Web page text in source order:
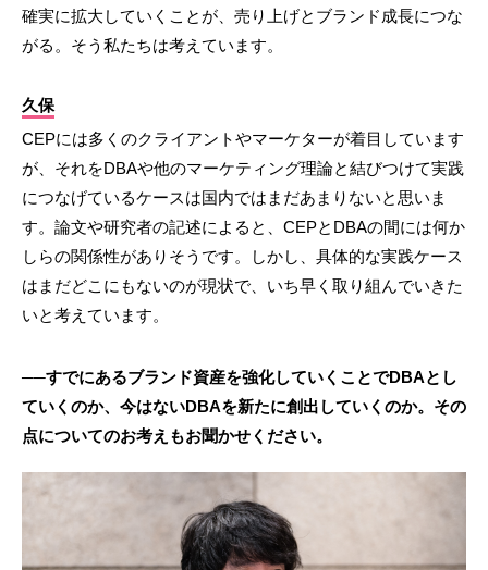
確実に拡大していくことが、売り上げとブランド成長につな
がる。そう私たちは考えています。
久保
CEPには多くのクライアントやマーケターが着目しています
が、それをDBAや他のマーケティング理論と結びつけて実践
につなげているケースは国内ではまだあまりないと思いま
す。論文や研究者の記述によると、CEPとDBAの間には何か
しらの関係性がありそうです。しかし、具体的な実践ケース
はまだどこにもないのが現状で、いち早く取り組んでいきた
いと考えています。
──すでにあるブランド資産を強化していくことでDBAとし
ていくのか、今はないDBAを新たに創出していくのか。その
点についてのお考えもお聞かせください。